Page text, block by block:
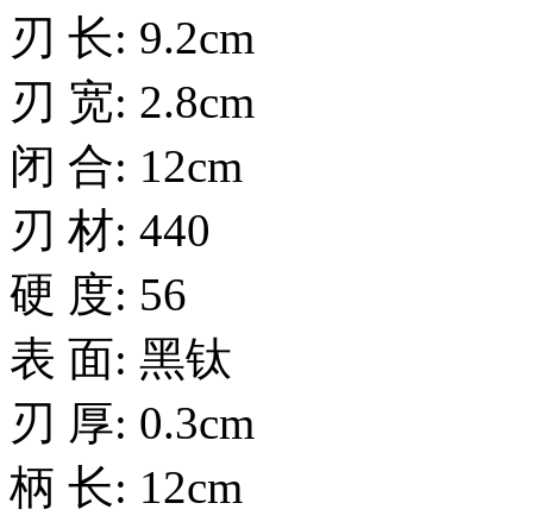
刃 长: 9.2cm
刃 宽: 2.8cm
闭 合: 12cm
刃 材: 440
硬 度: 56
表 面: 黑钛
刃 厚: 0.3cm
柄 长: 12cm